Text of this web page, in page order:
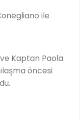
ile
Kaptan Paola
öncesi